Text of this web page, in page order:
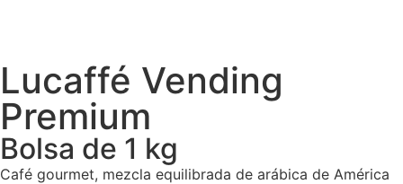
Lucaffé Vending
Premium
Bolsa de 1 kg
Café gourmet, mezcla equilibrada de arábica de América